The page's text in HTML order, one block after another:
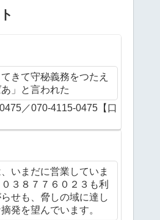
きて守秘義務をつたえ
」と言われた
／070-4115-0475【口
いまだに営業していま
３８７７６０２３も利
せも、脅しの域に達し
発を望んでいます。